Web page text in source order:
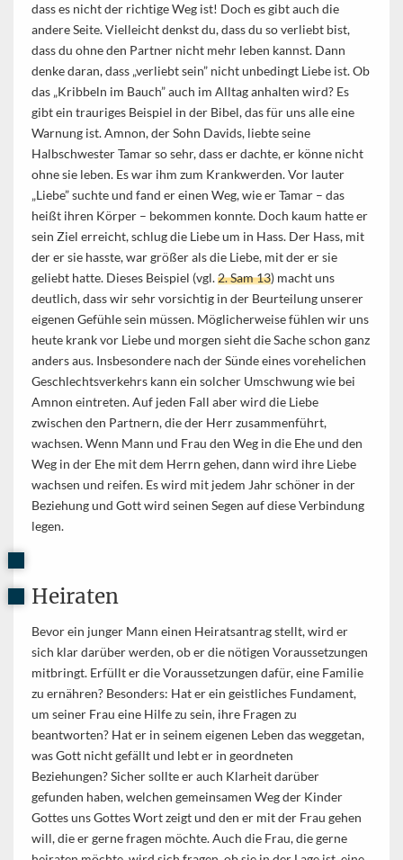
dass es nicht der richtige Weg ist! Doch es gibt auch die
andere Seite. Vielleicht denkst du, dass du so verliebt bist,
dass du ohne den Partner nicht mehr leben kannst. Dann
denke daran, dass „verliebt sein” nicht unbedingt Liebe ist. Ob
das „Kribbeln im Bauch” auch im Alltag anhalten wird? Es
gibt ein trauriges Beispiel in der Bibel, das für uns alle eine
Warnung ist. Amnon, der Sohn Davids, liebte seine
Halbschwester Tamar so sehr, dass er dachte, er könne nicht
ohne sie leben. Es war ihm zum Krankwerden. Vor lauter
„Liebe” suchte und fand er einen Weg, wie er Tamar – das
heißt ihren Körper – bekommen konnte. Doch kaum hatte er
sein Ziel erreicht, schlug die Liebe um in Hass. Der Hass, mit
der er sie hasste, war größer als die Liebe, mit der er sie
geliebt hatte. Dieses Beispiel (vgl.2. Sam 13) macht uns
deutlich, dass wir sehr vorsichtig in der Beurteilung unserer
eigenen Gefühle sein müssen. Möglicherweise fühlen wir uns
heute krank vor Liebe und morgen sieht die Sache schon ganz
anders aus. Insbesondere nach der Sünde eines vorehelichen
Geschlechtsverkehrs kann ein solcher Umschwung wie bei
Amnon eintreten. Auf jeden Fall aber wird die Liebe
zwischen den Partnern, die der Herr zusammenführt,
wachsen. Wenn Mann und Frau den Weg in die Ehe und den
Weg in der Ehe mit dem Herrn gehen, dann wird ihre Liebe
wachsen und reifen. Es wird mit jedem Jahr schöner in der
Beziehung und Gott wird seinen Segen auf diese Verbindung
legen.
Heiraten
Bevor ein junger Mann einen Heiratsantrag stellt, wird er
sich klar darüber werden, ob er die nötigen Voraussetzungen
mitbringt. Erfüllt er die Voraussetzungen dafür, eine Familie
zu ernähren? Besonders: Hat er ein geistliches Fundament,
um seiner Frau eine Hilfe zu sein, ihre Fragen zu
beantworten? Hat er in seinem eigenen Leben das weggetan,
was Gott nicht gefällt und lebt er in geordneten
Beziehungen? Sicher sollte er auch Klarheit darüber
gefunden haben, welchen gemeinsamen Weg der Kinder
Gottes uns Gottes Wort zeigt und den er mit der Frau gehen
will, die er gerne fragen möchte. Auch die Frau, die gerne